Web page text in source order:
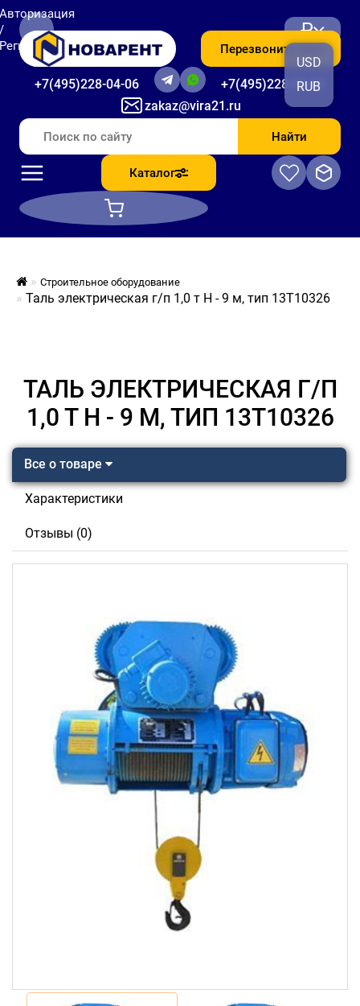
zakaz@vira21.ru
+7(495)228-04-06 +7(495)228-06-56
Перезвоните мне
₽
USD
RUB
Найти
Каталог
Строительное оборудование
Таль электрическая г/п 1,0 т Н - 9 м, тип 13Т10326
ТАЛЬ ЭЛЕКТРИЧЕСКАЯ Г/П
1,0 Т Н - 9 М, ТИП 13Т10326
Все о товаре
Характеристики
Отзывы (0)